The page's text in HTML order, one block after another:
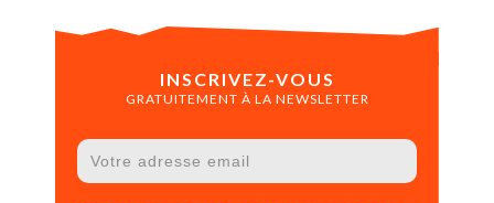
INSCRIVEZ-VOUS
GRATUITEMENT À LA NEWSLETTER